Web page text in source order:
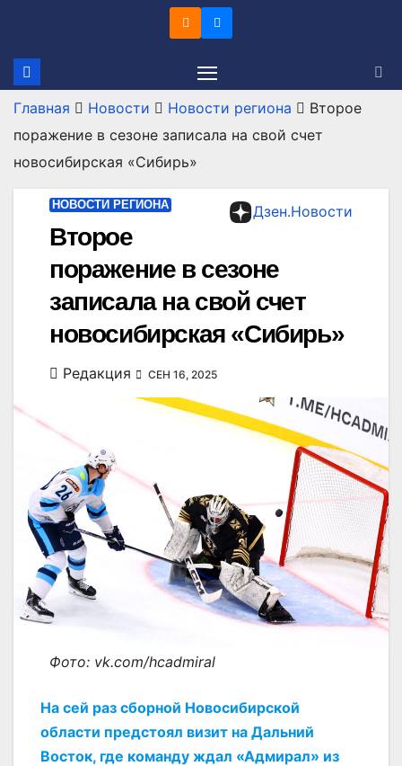
содержимому
Главная Новости Новости региона
Второе
поражение в сезоне записала на свой счет
новосибирская «Сибирь»
Дзен.Новости
НОВОСТИ РЕГИОНА
Второе
поражение в сезоне
записала на свой счет
новосибирская «Сибирь»
Редакция СЕН 16, 2025
Фото: vk.com/hcadmiral
На сей раз сборной Новосибирской
области предстоял визит на Дальний
Восток, где команду ждал «Адмирал» из